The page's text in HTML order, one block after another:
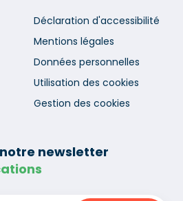
Déclaration d'accessibilité
Mentions légales
Données personnelles
Utilisation des cookies
Gestion des cookies
newsletter